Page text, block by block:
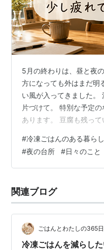
5月の終わりは、昼と夜
方になっても外はまだ明
い風が入ってきました。
片づけて。 特別な予定
あります。 豆腐も残っ
きがゆっくりでした。 ま
台所に立ったわけでもな
ない。 それでも、少し
す。 冷蔵庫を開けて、そ
りあえず冷蔵庫を開け…
#冷凍ごはんのある暮らし
#夜の台所 #日々のこと
関連ブログ
ごはんとわたしの365日
冷凍ごはんを減らし